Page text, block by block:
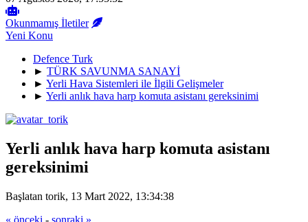
Okunmamış İletiler
Yeni Konu
Defence Turk
► TÜRK SAVUNMA SANAYİ
► Yerli Hava Sistemleri ile İlgili Gelişmeler
► Yerli anlık hava harp komuta asistanı gereksinimi
Yerli anlık hava harp komuta asistanı
gereksinimi
Başlatan torik, 13 Mart 2022, 13:34:38
« önceki - sonraki »